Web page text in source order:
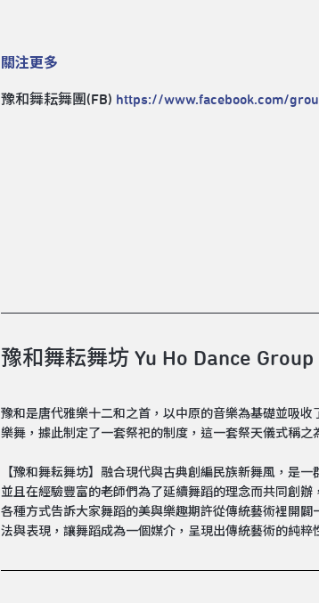
關注更多
豫和舞耘舞團(FB) https://www.facebook.com/
豫和舞耘舞坊 Yu Ho Dance Group
豫和是唐代雅樂十二和之首，以中原的音樂為基礎並吸收
樂舞，據此制定了一套祭祀的制度，這一套祭天儀式稱之
【豫和舞耘舞坊】融合現代與古典創編民族新舞風，是一
並且在經驗豐富的老師們為了延續舞蹈的理念而共同創辦
各種方式告訴大家舞蹈的美與樂趣期許從傳統藝術裡開闢
法與表現，讓舞蹈成為一個媒介，呈現出傳統藝術的純粹